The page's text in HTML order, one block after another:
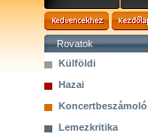
Rovatok
Külföldi
Hazai
Koncertbeszámoló
Lemezkritika